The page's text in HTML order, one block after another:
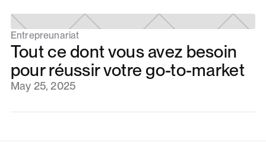
Entrepreunariat
Tout ce dont vous avez besoin
pour réussir votre go-to-market
May 25, 2025